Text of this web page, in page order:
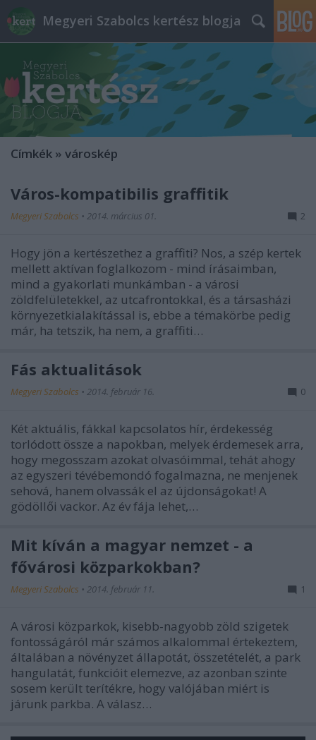
Megyeri Szabolcs kertész blogja
Címkék » városkép
Város-kompatibilis graffitik
Megyeri Szabolcs • 2014. március 01. 2
Hogy jön a kertészethez a graffiti? Nos, a szép kertek
mellett aktívan foglalkozom - mind írásaimban,
mind a gyakorlati munkámban - a városi
zöldfelületekkel, az utcafrontokkal, és a társasházi
környezetkialakítással is, ebbe a témakörbe pedig
már, ha tetszik, ha nem, a graffiti…
Fás aktualitások
Megyeri Szabolcs • 2014. február 16. 0
Két aktuális, fákkal kapcsolatos hír, érdekesség
torlódott össze a napokban, melyek érdemesek arra,
hogy megosszam azokat olvasóimmal, tehát ahogy
az egyszeri tévébemondó fogalmazna, ne menjenek
sehová, hanem olvassák el az újdonságokat! A
gödöllői vackor. Az év fája lehet,…
Mit kíván a magyar nemzet - a
fővárosi közparkokban?
Megyeri Szabolcs • 2014. február 11. 1
A városi közparkok, kisebb-nagyobb zöld szigetek
fontosságáról már számos alkalommal értekeztem,
általában a növényzet állapotát, összetételét, a park
hangulatát, funkcióit elemezve, az azonban szinte
sosem került terítékre, hogy valójában miért is
járunk parkba. A válasz…